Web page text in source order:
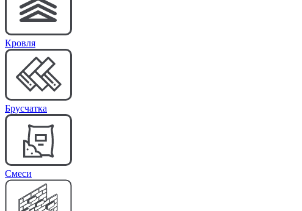
Кровля
Брусчатка
Cмеси